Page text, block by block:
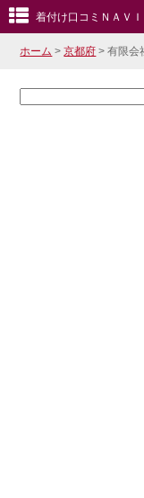
着付け口コミＮＡＶＩ
ホーム >京都府 > 有限会